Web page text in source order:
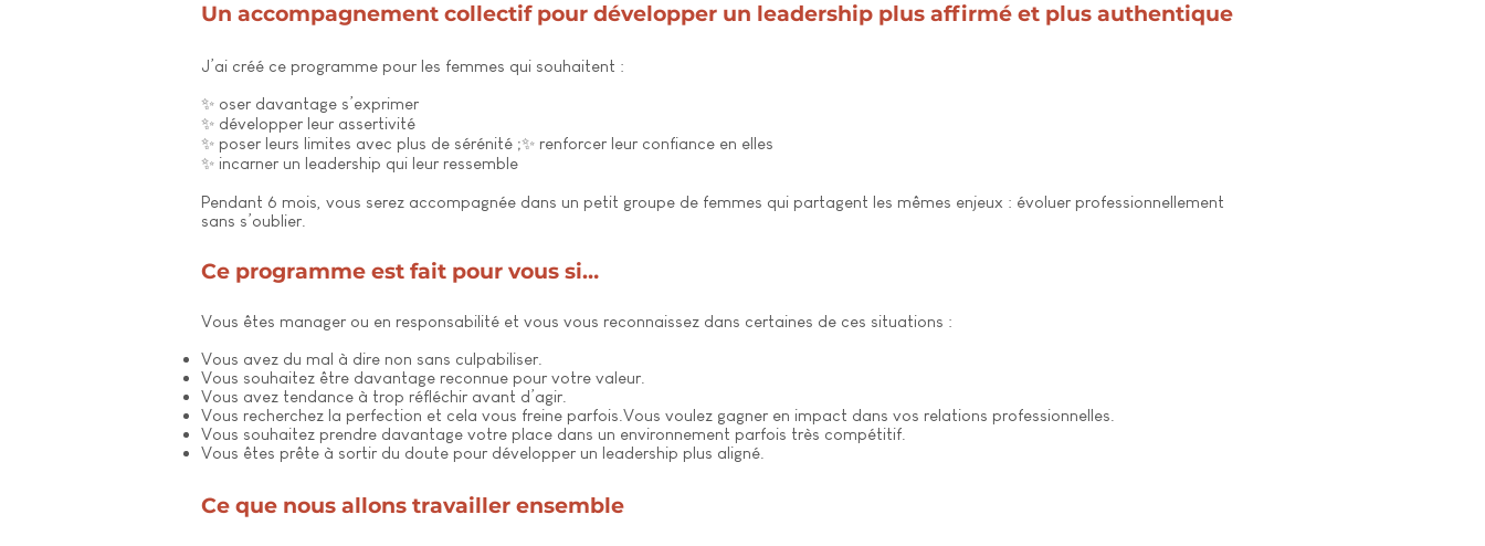
Un accompagnement collectif pour développer un leadership plus affirmé et plus authentique
J’ai créé ce programme pour les femmes qui souhaitent :
✨ oser davantage s’exprimer
✨ développer leur assertivité
✨ poser leurs limites avec plus de sérénité ;✨ renforcer leur confiance en elles
✨ incarner un leadership qui leur ressemble
Pendant 6 mois, vous serez accompagnée dans un petit groupe de femmes qui partagent les mêmes enjeux : évoluer professionnellement
sans s’oublier.
Ce programme est fait pour vous si…
Vous êtes manager ou en responsabilité et vous vous reconnaissez dans certaines de ces situations :
Vous avez du mal à dire non sans culpabiliser.
Vous souhaitez être davantage reconnue pour votre valeur.
Vous avez tendance à trop réfléchir avant d’agir.
Vous recherchez la perfection et cela vous freine parfois.Vous voulez gagner en impact dans vos relations professionnelles.
Vous souhaitez prendre davantage votre place dans un environnement parfois très compétitif.
Vous êtes prête à sortir du doute pour développer un leadership plus aligné.
Ce que nous allons travailler ensemble